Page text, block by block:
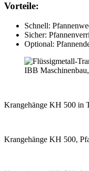
Vorteile:
Schnell:
Sicher:
Optional:
Krangehänge KH 500 in
Krangehänge KH 500,